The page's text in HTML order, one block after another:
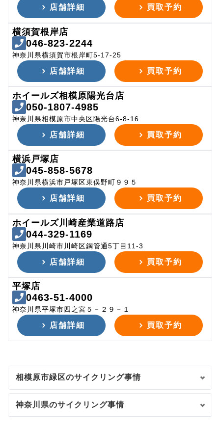
店舗詳細 買取予約
横須賀根岸店
046-823-2244
神奈川県横須賀市根岸町5-17-25
店舗詳細 買取予約
ホイールズ相模原陽光台店
050-1807-4985
神奈川県相模原市中央区陽光台6-8-16
店舗詳細 買取予約
横浜戸塚店
045-858-5678
神奈川県横浜市戸塚区東俣野町９９５
店舗詳細 買取予約
ホイールズ川崎産業道路店
044-329-1169
神奈川県川崎市川崎区鋼管通5丁目11-3
店舗詳細 買取予約
平塚店
0463-51-4000
神奈川県平塚市四之宮５－２９－１
店舗詳細 買取予約
相模原市緑区のサイクリング事情
神奈川県のサイクリング事情